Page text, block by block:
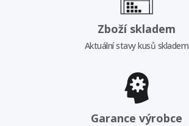
Zboží skladem
Aktuální stavy kusů skladem
Garance výrobce